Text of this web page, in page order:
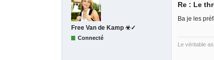
Free Van de Kamp ☣✓
Connecté
Re : Le
Ba je les
Le véritable